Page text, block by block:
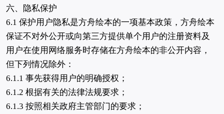
六、隐私保护
6.1 保护用户隐私是方舟绘本的一项基本政策，方舟绘本
保证不对外公开或向第三方提供单个用户的注册资料及
用户在使用网络服务时存储在方舟绘本的非公开内容，
但下列情况除外：
6.1.1 事先获得用户的明确授权；
6.1.2 根据有关的法律法规要求；
6.1.3 按照相关政府主管部门的要求；